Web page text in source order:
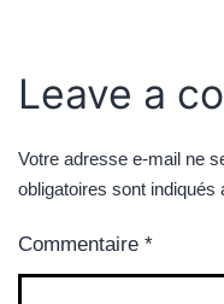
Leave a
Votre adresse e-mail ne
obligatoires sont indiqués
Commentaire *